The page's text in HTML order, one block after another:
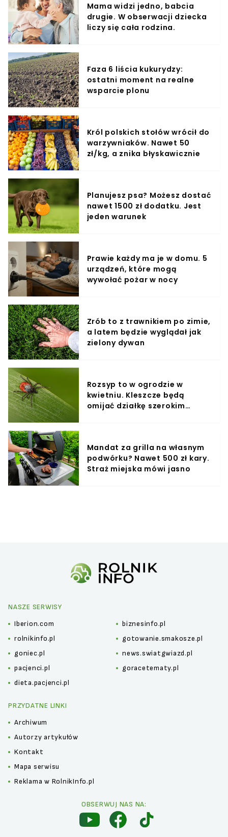
Mama widzi jedno, babcia
drugie. W obserwacji dziecka
liczy się cała rodzina.
Faza 6 liścia kukurydzy:
ostatni moment na realne
wsparcie plonu
Król polskich stołów wrócił do
warzywniaków. Nawet 50
zł/kg, a znika błyskawicznie
Planujesz psa? Możesz dostać
nawet 1500 zł dodatku. Jest
jeden warunek
Prawie każdy ma je w domu. 5
urządzeń, które mogą
wywołać pożar w nocy
Zrób to z trawnikiem po zimie,
a latem będzie wyglądał jak
zielony dywan
Rozsyp to w ogrodzie w
kwietniu. Kleszcze będą
omijać działkę szerokim
Mandat za grilla na własnym
podwórku? Nawet 500 zł kary.
Straż miejska mówi jasno
NASZE SERWISY
Iberion.com
biznesinfo.pl
rolnikinfo.pl
gotowanie.smakosze.pl
goniec.pl
news.swiatgwiazd.pl
pacjenci.pl
goracetematy.pl
dieta.pacjenci.pl
PRZYDATNE LINKI
Archiwum
Autorzy artykułów
Kontakt
Mapa serwisu
Reklama w RolnikInfo.pl
OBSERWUJ NAS NA: